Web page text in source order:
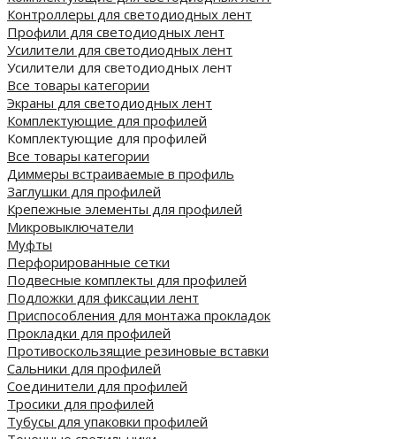
Контроллеры для светодиодных лент
Профили для светодиодных лент
Усилители для светодиодных лент
Усилители для светодиодных лент
Все товары категории
Экраны для светодиодных лент
Комплектующие для профилей
Комплектующие для профилей
Все товары категории
Диммеры встраиваемые в профиль
Заглушки для профилей
Крепежные элементы для профилей
Микровыключатели
Муфты
Перфорированные сетки
Подвесные комплекты для профилей
Подложки для фиксации лент
Приспособления для монтажа прокладок
Прокладки для профилей
Противоскользящие резиновые вставки
Сальники для профилей
Соединители для профилей
Тросики для профилей
Тубусы для упаковки профилей